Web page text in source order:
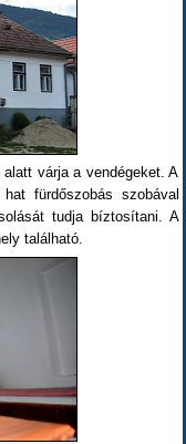
várja a vendégeket. A
fürdőszobás szobával
tudja bíztosítani. A
található.